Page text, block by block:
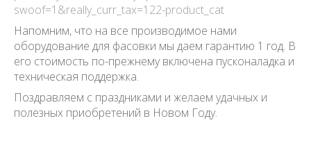
swoof=1&really_curr_tax=122-product_cat
Напомним, что на все производимое нами
оборудование для фасовки мы даем гарантию 1 год. В
его стоимость по-прежнему включена пусконаладка и
техническая поддержка.
Поздравляем с праздниками и желаем удачных и
полезных приобретений в Новом Году.